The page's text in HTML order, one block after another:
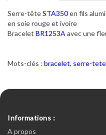
Serre-têteSTA350en fils
en soie rouge et ivoire
Bracelet BR1253A avec une
Mots-clés : bracelet, serre-tete
Informations :
A propos